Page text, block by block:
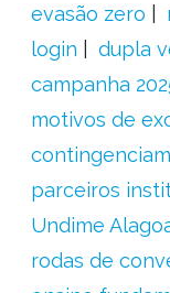
evasão zero
login
dupla
campanha
motivos de
parceiros
Undime
rodas de